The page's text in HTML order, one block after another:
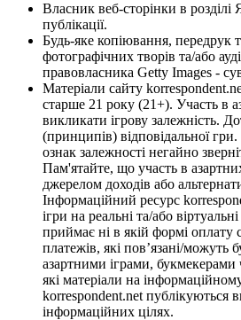
Власник веб-сторінки в
публікації.
Будь-яке копіювання, передрук
фотографічних творів та/або
правовласника Getty Images -
Матеріали сайту
старше 21 року (21+). Участь в
викликати ігрову залежність.
(принципів) відповідальної
ознак залежності негайно
Пам'ятайте, що участь в
джерелом доходів або
Інформаційний ресурс
ігри на реальні та/або
приймає ні в якій формі оплату
платежів, які пов’язані/можуть
азартними іграми, букмекерами
які матеріали на
korrespondent.net публікуються
інформаційних цілях.